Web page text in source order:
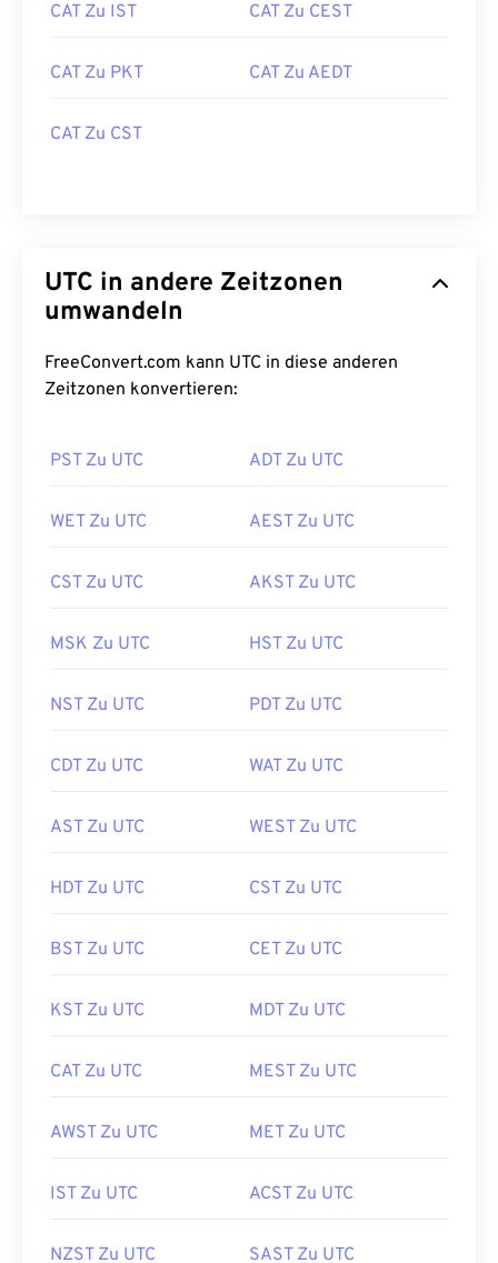
CAT Zu IST CAT Zu CEST
CAT Zu PKT CAT Zu AEDT
CAT Zu CST
UTC in andere Zeitzonen
umwandeln
FreeConvert.com kann UTC in diese anderen
Zeitzonen konvertieren:
PST Zu UTC ADT Zu UTC
WET Zu UTC AEST Zu UTC
CST Zu UTC AKST Zu UTC
MSK Zu UTC HST Zu UTC
NST Zu UTC PDT Zu UTC
CDT Zu UTC WAT Zu UTC
AST Zu UTC WEST Zu UTC
HDT Zu UTC CST Zu UTC
BST Zu UTC CET Zu UTC
KST Zu UTC MDT Zu UTC
CAT Zu UTC MEST Zu UTC
AWST Zu UTC MET Zu UTC
IST Zu UTC ACST Zu UTC
NZST Zu UTC SAST Zu UTC